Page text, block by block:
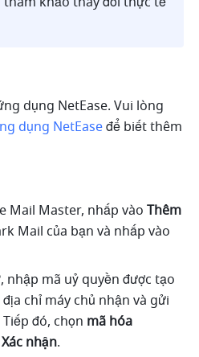
dụng NetEase. Vui lòng
dụng NetEase để biết thêm
Mail Master, nhấp vào Thêm
, nhập mã uỷ quyền được tạo
chỉ máy chủ nhận và gửi
đó, chọn mã hóa
Xác nhận.